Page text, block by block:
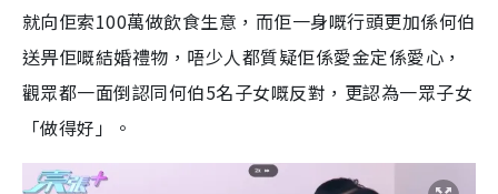
i
n
g
就向佢索100萬做飲食生意，而佢一身嘅行頭更加係何伯
送畀佢嘅結婚禮物，唔少人都質疑佢係愛金定係愛心，
觀眾都一面倒認同何伯5名子女嘅反對，更認為一眾子女
「做得好」。